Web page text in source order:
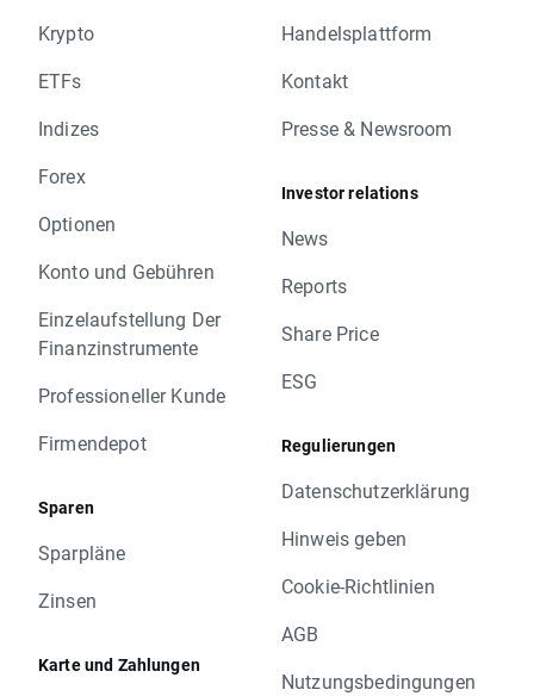
Krypto
ETFs
Indizes
Forex
Optionen
Konto und Gebühren
Einzelaufstellung Der
Finanzinstrumente
Professioneller Kunde
Firmendepot
Sparen
Sparpläne
Zinsen
Karte und Zahlungen
Handelsplattform
Kontakt
Presse & Newsroom
Investor relations
News
Reports
Share Price
ESG
Regulierungen
Datenschutzerklärung
Hinweis geben
Cookie-Richtlinien
AGB
Nutzungsbedingungen